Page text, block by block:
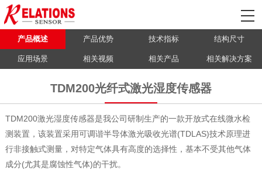
产品概述 产品优势 技术指标 结构尺寸
应用场景 相关视频 相关产品 相关解决方案
TDM200光纤式激光湿度传感器
TDM200激光湿度传感器是我公司研制生产的一款开放式在线微水检
测装置，该装置采用可调谐半导体激光吸收光谱(TDLAS)技术原理进
行非接触式测量，对特定气体具有高度的选择性，基本不受其他气体
成分(尤其是腐蚀性气体)的干扰。